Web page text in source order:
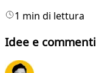
1 min di lettura
Idee e commenti